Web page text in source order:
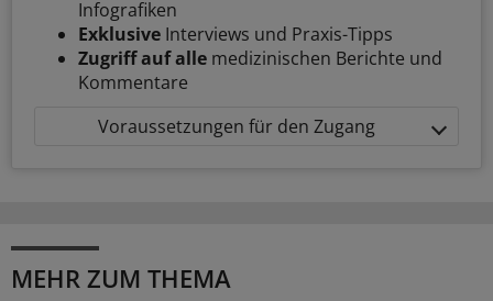
Infografiken
Exklusive Interviews und Praxis-Tipps
Zugriff auf alle medizinischen Berichte und
Kommentare
Voraussetzungen für den Zugang
MEHR ZUM THEMA